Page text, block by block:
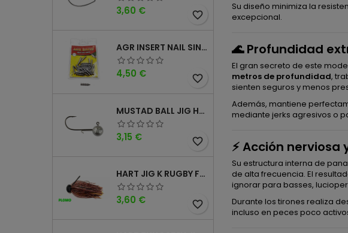
Precio
3,60 € favorite_border
AGR INSERT NAIL SINKER
Precio
4,50 € favorite_border
MUSTAD BALL JIG HEAD KEEPER
Precio
3,15 € favorite_border
HART JIG K RUGBY FOOTBALL DM
Precio
3,60 € favorite_border
Su diseño minimiza la
excepcional.
🌊 Profundidad
El gran secreto de este
metros de profundidad,
sienten seguros y menos
Además, mantiene
mediante jerks agresivos o
⚡ Acción
Su estructura interna de
de alta frecuencia. El
ignorar para basses,
Durante los tirones realiza
incluso en peces poco